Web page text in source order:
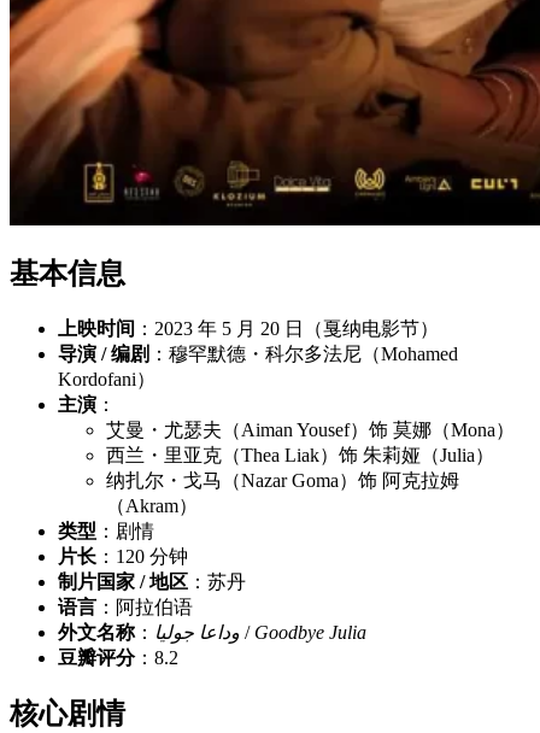
基本信息
上映时间 ：2023 年 5 月 20 日（戛纳电影节）
导演 / 编剧 ：穆罕默德・科尔多法尼（Mohamed
Kordofani）
主演 ：
艾曼・尤瑟夫（Aiman Yousef）饰 莫娜（Mona）
西兰・里亚克（Thea Liak）饰 朱莉娅（Julia）
纳扎尔・戈马（Nazar Goma）饰 阿克拉姆
（Akram）
类型 ：剧情
片长 ：120 分钟
制片国家 / 地区 ：苏丹
语言 ：阿拉伯语
外文名称： وداعا جوليا / Goodbye Julia
豆瓣评分：8.2
核心剧情